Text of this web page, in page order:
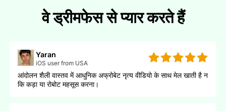
वे ड्रीमफेस से प्यार करते हैं
Yaran
iOS user from USA
आंदोलन शैली वास्तव में आधुनिक अफ्रोबेट नृत्य वीडियो के साथ मेल खाती है न
कि कड़ा या रोबोट महसूस करना।